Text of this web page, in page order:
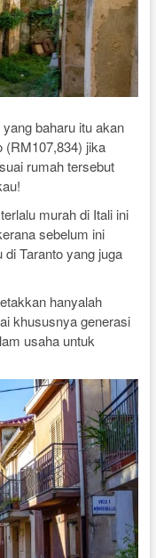
baharu itu akan
(RM107,834) jika
rumah tersebut
murah di Itali ini
sebelum ini
Taranto yang juga
hanyalah
khususnya generasi
usaha untuk